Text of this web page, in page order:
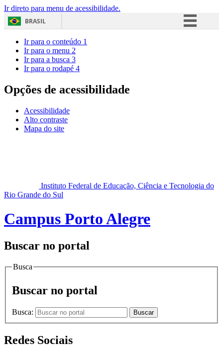
Ir direto para menu de acessibilidade.
BRASIL
Acesso à informação
Ir para o conteúdo 1
Ir para o menu 2
Ir para a busca 3
Ir para o rodapé 4
Opções de acessibilidade
Acessibilidade
Alto contraste
Mapa do site
Instituto Federal de Educação, Ciência e Tecnologia do
Rio Grande do Sul
Campus Porto Alegre
Buscar no portal
Busca
Buscar no portal
Busca: Buscar
Redes Sociais